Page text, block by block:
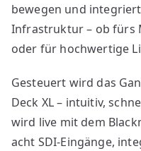
bewegen und
Infrastruktur – ob fürs
oder für hochwertige
Gesteuert wird das
Deck XL – intuitiv,
wird live mit dem
acht SDI-Eingänge,